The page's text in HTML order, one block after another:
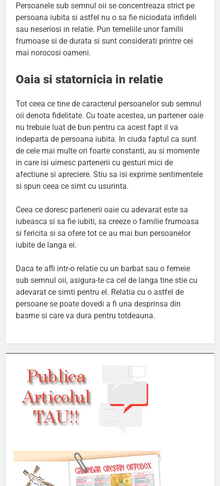
Persoanele sub semnul oii se concentreaza strict pe
persoana iubita si astfel nu o sa fie niciodata infideli
sau neseriosi in relatie. Pun temeliile unor familii
frumoase si de durata si sunt considerati printre cei
mai norocosi oameni.
Oaia si statornicia in relatie
Tot ceea ce tine de caracterul persoanelor sub semnul
oii denota fidelitate. Cu toate acestea, un partener oaie
nu trebuie luat de bun pentru ca acest fapt il va
indeparta de persoana iubita. In ciuda faptul ca sunt
de cele mai multe ori foarte constanti, au si momente
in care isi uimesc partenerii cu gesturi mici de
afectiune si apreciere. Stiu sa isi exprime sentimentele
si spun ceea ce simt cu usurinta.
Ceea ce doresc partenerii oaie cu adevarat este sa
iubeasca si sa fie iubiti, sa creeze o familie frumoasa
si fericita si sa ofere tot ce au mai bun persoanelor
iubite de langa ei.
Daca te afli intr-o relatie cu un barbat sau o femeie
sub semnul oii, asigura-te ca cel de langa tine stie cu
adevarat ce simti pentru el. Relatia cu o astfel de
persoane se poate dovedi a fi una desprinsa din
basme si care va dura pentru totdeauna.